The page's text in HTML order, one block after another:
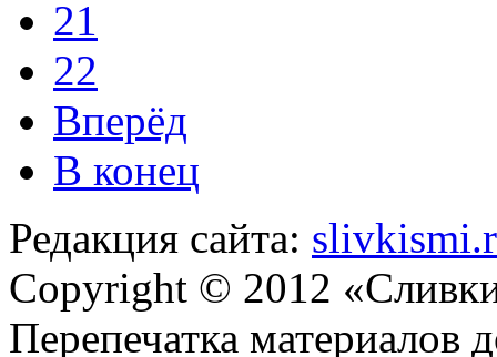
21
22
Вперёд
В конец
Редакция сайта:
Copyright © 2012
Перепечатка материалов